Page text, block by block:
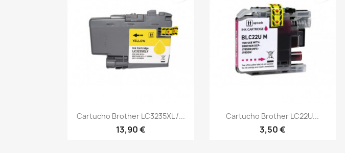
Vista rápida
Cartucho Brother LC3235XL /...
13,90 €
Vista rápida
Cartucho Brother LC22U...
3,50 €